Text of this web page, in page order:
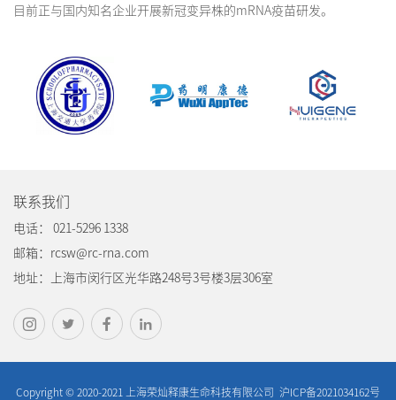
目前正与国内知名企业开展新冠变异株的mRNA疫苗研发。
联系我们
电话： 021-5296 1338
邮箱：rcsw@rc-rna.com
地址：上海市闵行区光华路248号3号楼3层306室
Copyright © 2020-2021 上海荣灿释康生命科技有限公司 沪ICP备2021034162号